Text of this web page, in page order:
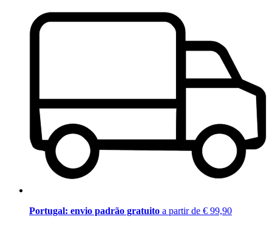
Portugal: envio padrão gratuito a partir de € 99,90